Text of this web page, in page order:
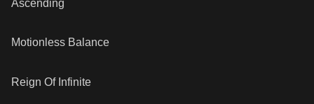
Ascending
Motionless Balance
Reign Of Infinite